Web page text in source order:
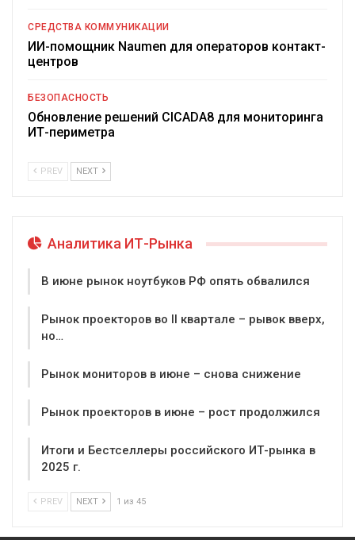
СРЕДСТВА КОММУНИКАЦИИ
ИИ-помощник Naumen для операторов контакт-
центров
БЕЗОПАСНОСТЬ
Обновление решений CICADA8 для мониторинга
ИТ-периметра
PREV NEXT
Аналитика ИТ-Рынка
В июне рынок ноутбуков РФ опять обвалился
Рынок проекторов во II квартале – рывок вверх,
но…
Рынок мониторов в июне – снова снижение
Рынок проекторов в июне – рост продолжился
Итоги и Бестселлеры российского ИТ-рынка в
2025 г.
PREV NEXT 1 из 45